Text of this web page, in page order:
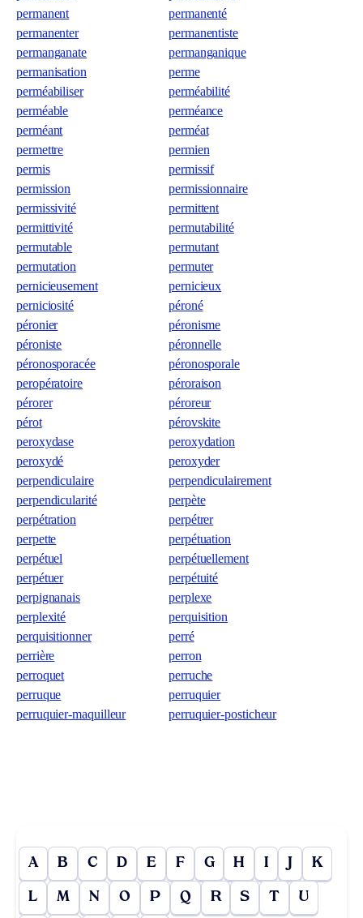
permanent
permanenté
permanenter
permanentiste
permanganate
permanganique
permanisation
perme
perméabiliser
perméabilité
perméable
perméance
perméant
perméat
permettre
permien
permis
permissif
permission
permissionnaire
permissivité
permittent
permittivité
permutabilité
permutable
permutant
permutation
permuter
pernicieusement
pernicieux
perniciosité
péroné
péronier
péronisme
péroniste
péronnelle
péronosporacée
péronosporale
peropératoire
péroraison
pérorer
péroreur
pérot
pérovskite
peroxydase
peroxydation
peroxydé
peroxyder
perpendiculaire
perpendiculairement
perpendicularité
perpète
perpétration
perpétrer
perpette
perpétuation
perpétuel
perpétuellement
perpétuer
perpétuité
perpignanais
perplexe
perplexité
perquisition
perquisitionner
perré
perrière
perron
perroquet
perruche
perruque
perruquier
perruquier-maquilleur
perruquier-posticheur
A B C D E F G H I J K
L M N O P Q R S T U